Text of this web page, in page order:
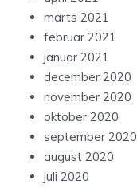
marts 2021
februar 2021
januar 2021
december 2020
november 2020
oktober 2020
september 2020
august 2020
juli 2020